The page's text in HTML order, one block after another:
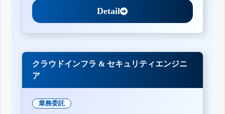
Detail
クラウドインフラ & セキュリティエンジニ
ア
業務委託